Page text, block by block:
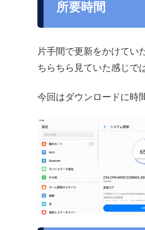
所要時間
片手間で更新をかけてい
ちらちら見ていた感じで
今回はダウンロードに時